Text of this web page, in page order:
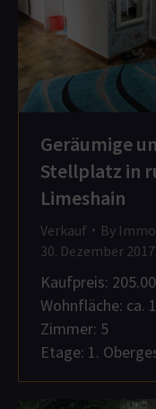
Geräumige
Stellplatz in
Limeshain
Verkauf By
30. Dezember 2017
Kaufpreis:
Wohnfläche: ca.
Zimmer: 5
Etage: 1.